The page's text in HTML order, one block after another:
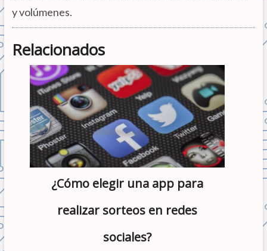
y volúmenes.
Relacionados
¿Cómo elegir una app para
realizar sorteos en redes
sociales?